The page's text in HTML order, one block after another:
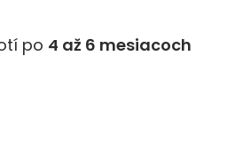
po 4 až 6 mesiacoch